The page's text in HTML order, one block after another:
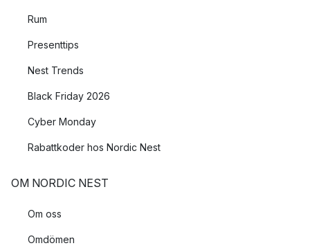
Rum
Presenttips
Nest Trends
Black Friday 2026
Cyber Monday
Rabattkoder hos Nordic Nest
OM NORDIC NEST
Om oss
Omdömen